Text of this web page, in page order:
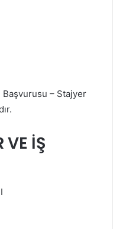
Başvurusu – Stajyer
VE İŞ